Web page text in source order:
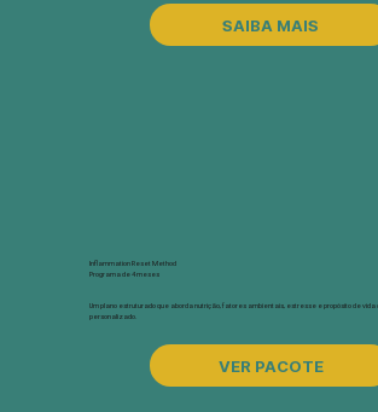
SAIBA MAIS
Inflammation Reset Method
Programa de 4 meses
Um plano estruturado que aborda nutrição, fatores ambientais, estresse e propósito de
personalizado.
VER PACOTE